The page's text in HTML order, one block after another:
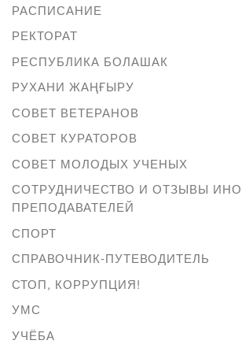
РАСПИСАНИЕ
РЕКТОРАТ
РЕСПУБЛИКА БОЛАШАК
РУХАНИ ЖАҢҒЫРУ
СОВЕТ ВЕТЕРАНОВ
СОВЕТ КУРАТОРОВ
СОВЕТ МОЛОДЫХ УЧЕНЫХ
СОТРУДНИЧЕСТВО И ОТЗЫВЫ
ПРЕПОДАВАТЕЛЕЙ
СПОРТ
СПРАВОЧНИК-ПУТЕВОДИТЕЛЬ
СТОП, КОРРУПЦИЯ!
УМС
УЧЁБА